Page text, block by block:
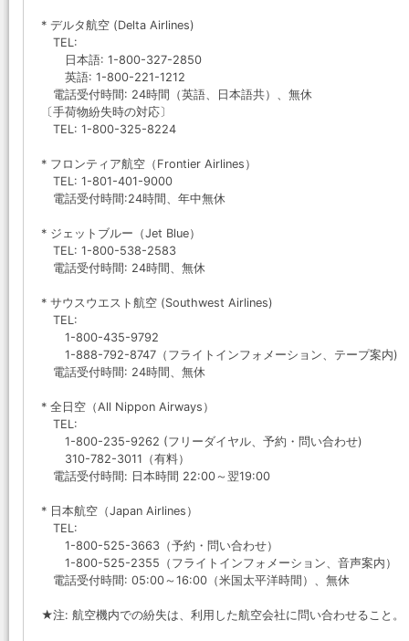
* デルタ航空 (Delta Airlines)
TEL:
日本語: 1-800-327-2850
英語: 1-800-221-1212
電話受付時間: 24時間（英語、日本語共）、無休
〔手荷物紛失時の対応〕
TEL: 1-800-325-8224
* フロンティア航空（Frontier Airlines）
TEL: 1-801-401-9000
電話受付時間:24時間、年中無休
* ジェットブルー（Jet Blue）
TEL: 1-800-538-2583
電話受付時間: 24時間、無休
* サウスウエスト航空 (Southwest Airlines)
TEL:
1-800-435-9792
1-888-792-8747（フライトインフォメーション、テープ案内)
電話受付時間: 24時間、無休
* 全日空（All Nippon Airways）
TEL:
1-800-235-9262 (フリーダイヤル、予約・問い合わせ)
310-782-3011（有料）
電話受付時間: 日本時間 22:00～翌19:00
* 日本航空（Japan Airlines）
TEL:
1-800-525-3663（予約・問い合わせ）
1-800-525-2355（フライトインフォメーション、音声案内）
電話受付時間: 05:00～16:00（米国太平洋時間）、無休
★注: 航空機内での紛失は、利用した航空会社に問い合わせること。